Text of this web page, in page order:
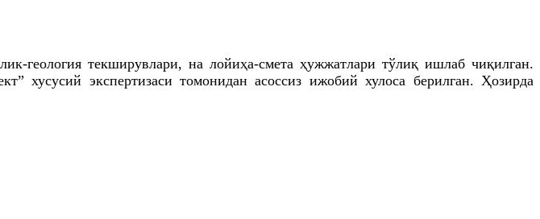
геология текширувлари, на лойиҳа-смета ҳужжатлари тўлиқ ишлаб чиқилган.
хусусий экспертизаси томонидан асоссиз ижобий хулоса берилган. Ҳозирда